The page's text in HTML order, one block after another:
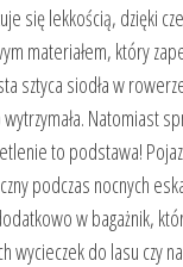
się lekkością, dzięki
materiałem, który
sztyca siodła w
Natomiast
to podstawa!
podczas nocnych
w bagażnik,
wycieczek do lasu czy